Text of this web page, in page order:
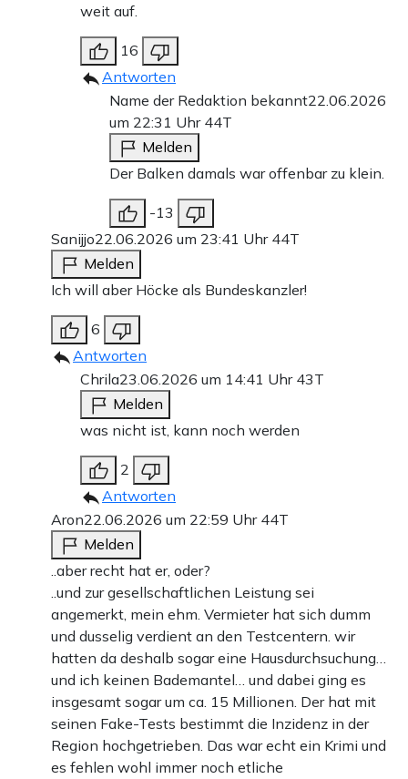
weit auf.
16
Antworten
Name der Redaktion bekannt22.06.2026
um 22:31 Uhr 44T
Melden
Der Balken damals war offenbar zu klein.
-13
Sanijjo22.06.2026 um 23:41 Uhr 44T
Melden
Ich will aber Höcke als Bundeskanzler!
6
Antworten
Chrila23.06.2026 um 14:41 Uhr 43T
Melden
was nicht ist, kann noch werden
2
Antworten
Aron22.06.2026 um 22:59 Uhr 44T
Melden
..aber recht hat er, oder?
..und zur gesellschaftlichen Leistung sei
angemerkt, mein ehm. Vermieter hat sich dumm
und dusselig verdient an den Testcentern. wir
hatten da deshalb sogar eine Hausdurchsuchung…
und ich keinen Bademantel… und dabei ging es
insgesamt sogar um ca. 15 Millionen. Der hat mit
seinen Fake-Tests bestimmt die Inzidenz in der
Region hochgetrieben. Das war echt ein Krimi und
es fehlen wohl immer noch etliche